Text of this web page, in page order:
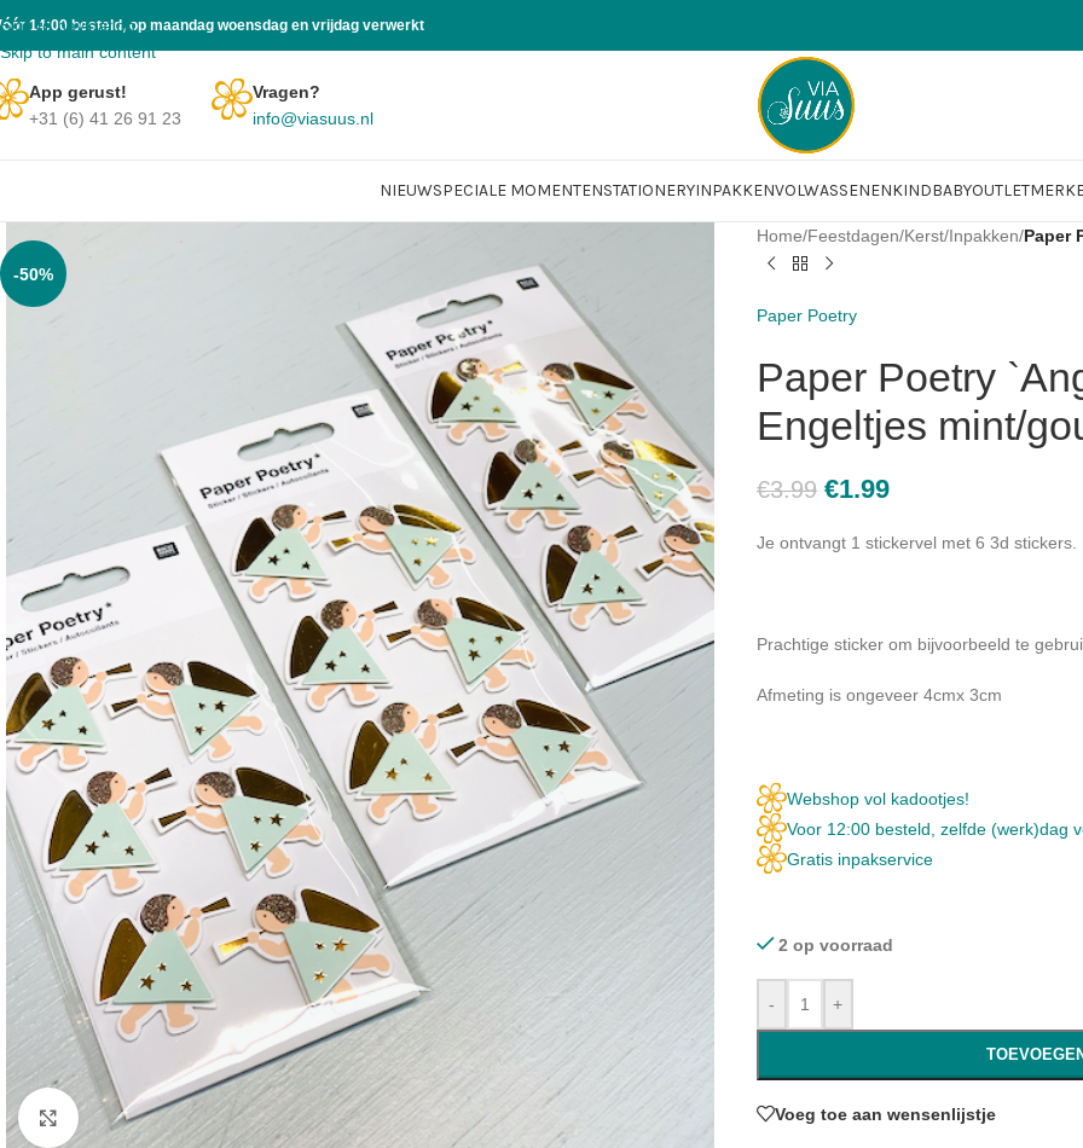
Skip to navigation
Skip to main content
14:00 besteld, op maandag woensdag en vrijdag verwerkt
App gerust!
+31 (6) 41 26 91 23
Vragen?
info@viasuus.nl
NIEUWSPECIALE MOMENTENSTATIONERYINPAKKENVOLWASSENENKINDBABYOUTLET
-50%
Click to enlarge
Home/Feestdagen/Kerst/Inpakken/Paper
Paper Poetry
Paper Poetry
Engeltjes mint/
€3.99 €1.99
Je ontvangt 1 stickervel met 6 3d stickers.
Prachtige sticker om bijvoorbeeld te
Afmeting is ongeveer 4cmx 3cm
Webshop vol kadootjes!
Voor 12:00 besteld, zelfde (werk)dag
Gratis inpakservice
2 op voorraad
- +
Voeg toe aan wensenlijstje